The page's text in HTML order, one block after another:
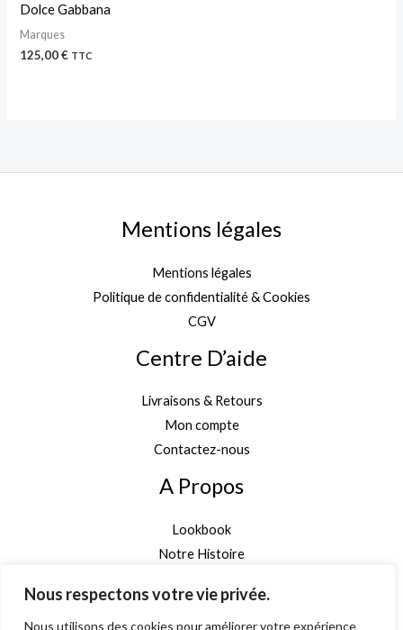
Nous respectons votre vie privée.
Nous utilisons des cookies pour améliorer votre expérience
Dolce Gabbana
Marques
125,00€ TTC
Mentions légales
Mentions légales
Politique de confidentialité & Cookies
CGV
Centre D’aide
Livraisons & Retours
Mon compte
Contactez-nous
A Propos
Lookbook
Notre Histoire
Inscription newsletter